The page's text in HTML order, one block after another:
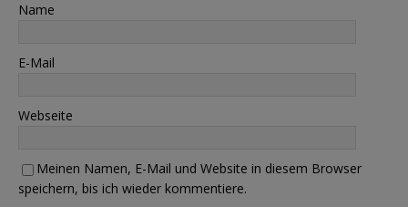
Name
E-Mail
Webseite
Meinen Namen, E-Mail und Website in diesem Browser
speichern, bis ich wieder kommentiere.